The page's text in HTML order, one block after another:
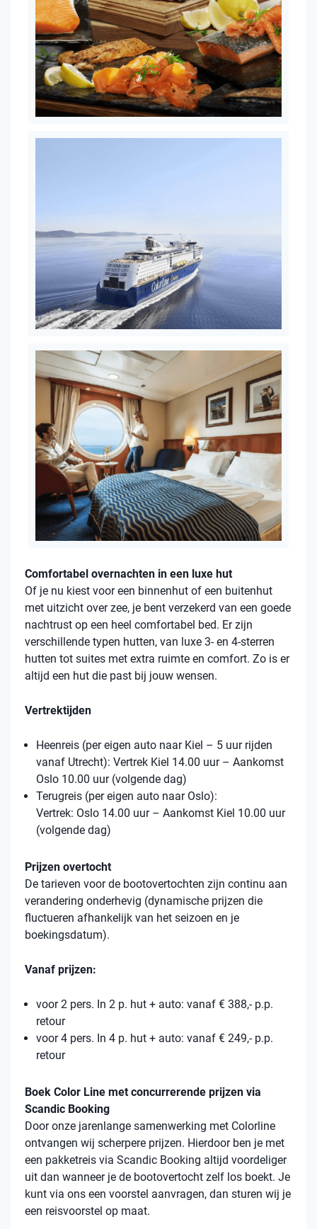
Comfortabel overnachten in een luxe hut
Of je nu kiest voor een binnenhut of een buitenhut
met uitzicht over zee, je bent verzekerd van een goede
nachtrust op een heel comfortabel bed. Er zijn
verschillende typen hutten, van luxe 3- en 4-sterren
hutten tot suites met extra ruimte en comfort. Zo is er
altijd een hut die past bij jouw wensen.
Vertrektijden
Heenreis (per eigen auto naar Kiel – 5 uur rijden
vanaf Utrecht): Vertrek Kiel 14.00 uur – Aankomst
Oslo 10.00 uur (volgende dag)
Terugreis (per eigen auto naar Oslo):
Vertrek: Oslo 14.00 uur – Aankomst Kiel 10.00 uur
(volgende dag)
Prijzen overtocht
De tarieven voor de bootovertochten zijn continu aan
verandering onderhevig (dynamische prijzen die
fluctueren afhankelijk van het seizoen en je
boekingsdatum).
Vanaf prijzen:
voor 2 pers. In 2 p. hut + auto: vanaf € 388,- p.p.
retour
voor 4 pers. In 4 p. hut + auto: vanaf € 249,- p.p.
retour
Boek Color Line met concurrerende prijzen via
Scandic Booking
Door onze jarenlange samenwerking met Colorline
ontvangen wij scherpere prijzen. Hierdoor ben je met
een pakketreis via Scandic Booking altijd voordeliger
uit dan wanneer je de bootovertocht zelf los boekt. Je
kunt via ons een voorstel aanvragen, dan sturen wij je
een reisvoorstel op maat.